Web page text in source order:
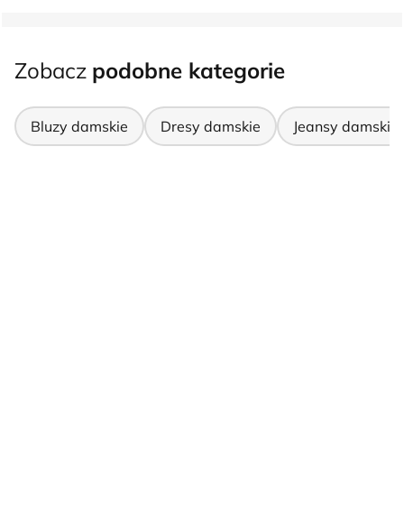
Zobacz podobne kategorie
Bluzy damskie Dresy damskie Jeansy damskie